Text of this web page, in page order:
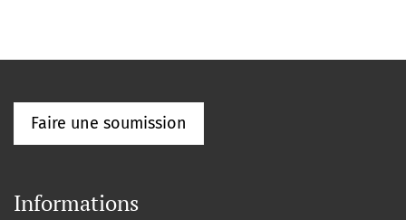
Faire une soumission
Informations